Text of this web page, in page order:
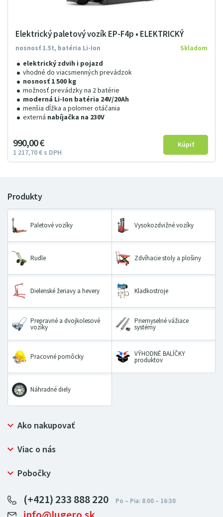
Elektrický paletový vozík EP-F4p • ELEKTRICKÝ
nosnosť 1.5t, batéria Li-Ion
elektrický zdvih i pojazd
vhodné do viacsmenných prevádzok
nosnosť 1 500 kg
možnosť prevádzky na 2 batérie
moderná Li-Ion batéria 24V/20Ah
menšia dĺžka a polomer otáčania
externá nabíjačka na 230V
Skladom
990 00€
1 217 70€ s DPH
Paletové vozíky Vysokozdvižné vozíky
Rudle Zdvíhacie stoly a plošiny
Dielenské žeriavy a hevery Kladkostroje
Prepravné a dvojkolesové
vozíky
Priemyselné vážiace
systémy
Pracovné pomôcky VÝHODNÉ BALÍČKY
produktov
Náhradné diely
Ako nakupovať
Prečo nakupovať u LUGERO
Ochrana osobných údajov
Viac o nás
Bezpečný nákup
Certifikát NATUR-PACK
Pre predajcov
Pobočky
LUGERO Nemecko
(+421) 233 888 220